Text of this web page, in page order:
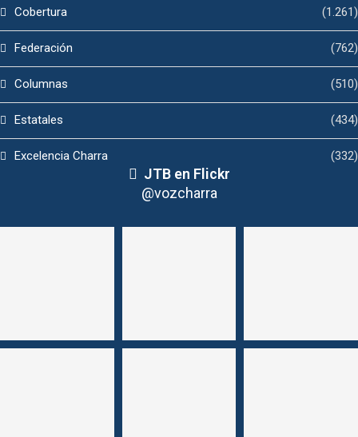
Cobertura (1.261)
Federación (762)
Columnas (510)
Estatales (434)
Excelencia Charra (332)
JTB en Flickr
@vozcharra